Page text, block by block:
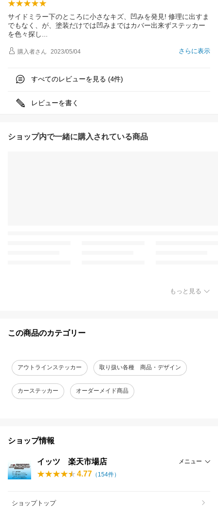
サイドミラー下のところに小さなキズ、凹みを発見! 修理に出すま
でもなく、が、塗装だけでは凹みまではカバー出来ずステッカー
を色々探 し
さらに表示
購入者さん 2023/05/04
すべてのレビューを見る (4件)
レビューを書く
ショップ内で一緒に購入されている商品
もっと見る
この商品のカテゴリー
アウトラインステッカー 取り扱い各種 商品・デザイン
カーステッカー オーダーメイド商品
ショップ情報
イッツ 楽天市場店 メニュー
4.77 （ 154件）
ショップトップ